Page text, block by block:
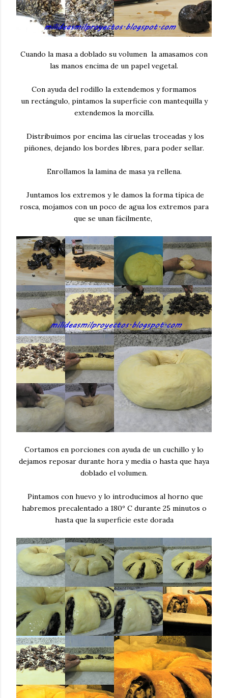
Cuando la masa a doblado su volumen la amasamos con
las manos encima de un papel vegetal.
Con ayuda del rodillo la extendemos y formamos
un rectángulo, pintamos la superficie con mantequilla y
extendemos la morcilla.
Distribuimos por encima las ciruelas troceadas y los
piñones, dejando los bordes libres, para poder sellar.
Enrollamos la lamina de masa ya rellena.
Juntamos los extremos y le damos la forma típica de
rosca, mojamos con un poco de agua los extremos para
que se unan fácilmente,
Cortamos en porciones con ayuda de un cuchillo y lo
dejamos reposar durante hora y media o hasta que haya
doblado el volumen.
Pintamos con huevo y lo introducimos al horno que
habremos precalentado a 180º C durante 25 minutos o
hasta que la superficie este dorada